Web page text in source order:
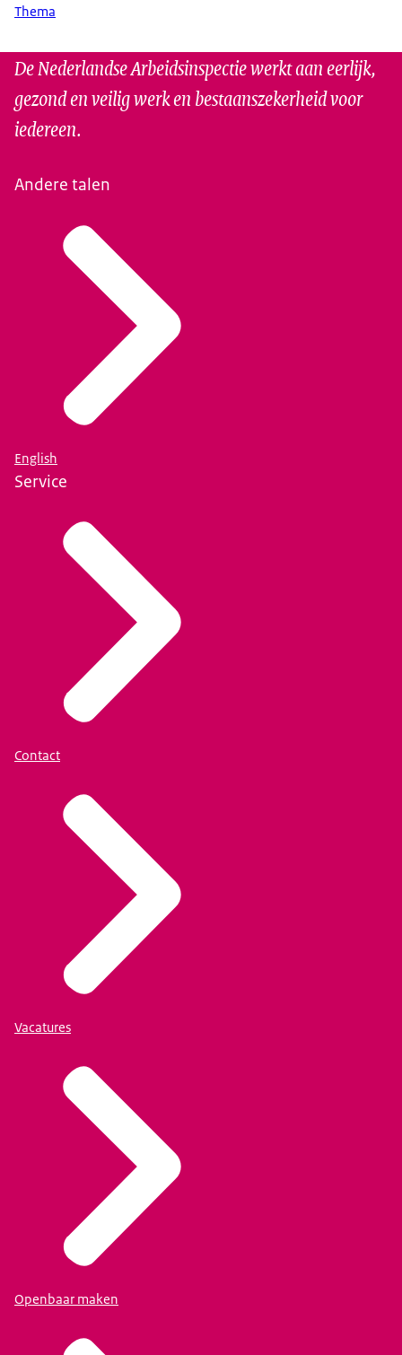
Thema
De Nederlandse Arbeidsinspectie werkt aan eerlijk,
gezond en veilig werk en bestaanszekerheid voor
iedereen.
Andere talen
English
Service
Contact
Vacatures
Openbaar maken